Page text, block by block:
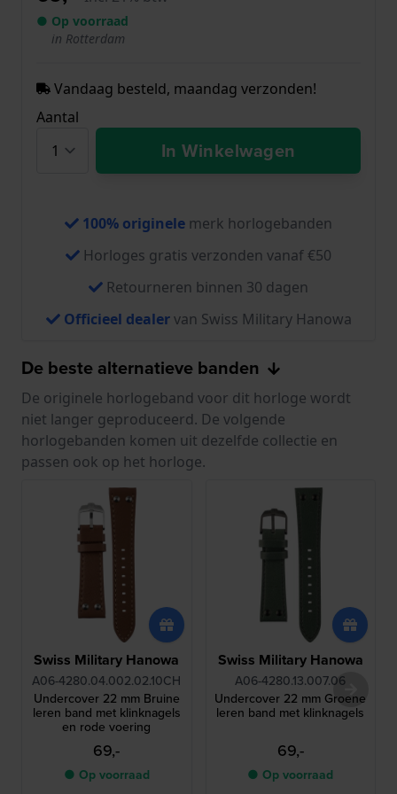
● Op voorraad
in Rotterdam
Vandaag besteld, maandag verzonden!
Aantal
In Winkelwagen
100% originele merk horlogebanden
Horloges gratis verzonden vanaf €50
Retourneren binnen 30 dagen
Officieel dealervan Swiss Military Hanowa
De beste alternatieve banden
De originele horlogeband voor dit horloge wordt
niet langer geproduceerd. De volgende
horlogebanden komen uit dezelfde collectie en
passen ook op het horloge.
Swiss Military Hanowa
A06-4280.04.002.02.10CH
Undercover 22 mm Bruine
leren band met klinknagels
en rode voering
69,-
● Op voorraad
Swiss Military Hanowa
A06-4280.13.007.06
Undercover 22 mm Groene
leren band met klinknagels
69,-
● Op voorraad